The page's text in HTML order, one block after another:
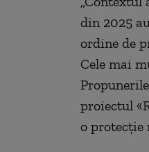
din 2025
ordine de
Cele mai
proiectul
o protecție